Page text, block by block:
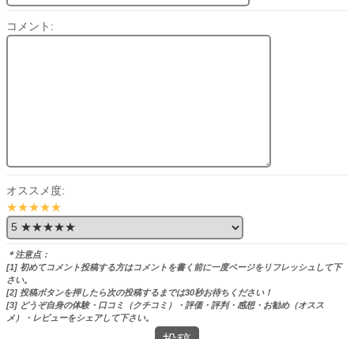
コメント:
オススメ度:
★★★★★
＊注意点：
[1] 初めてコメント投稿する方はコメントを書く前に一度ページをリフレッシュして下
さい。
[2] 投稿ボタンを押したら次の投稿するまでは30秒お待ちください！
[3] どうぞ自身の体験・口コミ（クチコミ）・評価・評判・感想・お勧め（オスス
メ）・レビューをシェアして下さい。